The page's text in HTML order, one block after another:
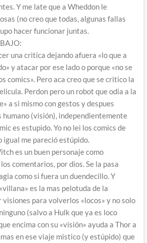
Y me late que a Wheddon le
(no creo que todas, algunas fallas
hacer funcionar juntas.
una critica dejando afuera «lo que a
y atacar por ese lado o porque «no se
comics». Pero aca creo que se critico la
Perdon pero un robot que odia a la
a si mismo con gestos y despues
humano (visión), independientemente
es estupido. Yo no lei los comics de
me pareció estúpido.
es un buen personaje como
comentarios, por dios. Se la pasa
como si fuera un duendecillo. Y
es la mas pelotuda de la
visiones para volverlos «locos» y no solo
(salvo a Hulk que ya es loco
encima con su «visión» ayuda a Thor a
en ese viaje mistico (y estúpido) que